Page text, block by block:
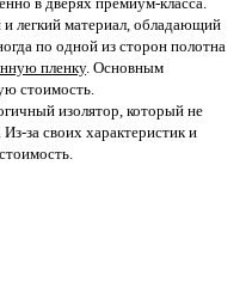
легкий материал, обладающий
по одной из сторон полотна
пленку. Основным
стоимость.
изолятор, который не
за своих характеристик и